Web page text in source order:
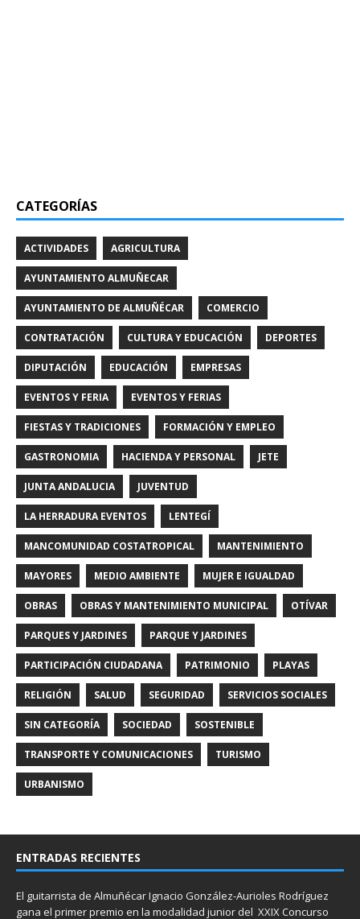
CATEGORÍAS
ACTIVIDADES AGRICULTURA
AYUNTAMIENTO ALMUÑECAR
AYUNTAMIENTO DE ALMUÑÉCAR COMERCIO
CONTRATACIÓN CULTURA Y EDUCACIÓN DEPORTES
DIPUTACIÓN EDUCACIÓN EMPRESAS
EVENTOS Y FERIA EVENTOS Y FERIAS
FIESTAS Y TRADICIONES FORMACIÓN Y EMPLEO
GASTRONOMIA HACIENDA Y PERSONAL JETE
JUNTA ANDALUCIA JUVENTUD
LA HERRADURA EVENTOS LENTEGÍ
MANCOMUNIDAD COSTATROPICAL MANTENIMIENTO
MAYORES MEDIO AMBIENTE MUJER E IGUALDAD
OBRAS OBRAS Y MANTENIMIENTO MUNICIPAL OTÍVAR
PARQUES Y JARDINES PARQUE Y JARDINES
PARTICIPACIÓN CIUDADANA PATRIMONIO PLAYAS
RELIGIÓN SALUD SEGURIDAD SERVICIOS SOCIALES
SIN CATEGORÍA SOCIEDAD SOSTENIBLE
TRANSPORTE Y COMUNICACIONES TURISMO
URBANISMO
ENTRADAS RECIENTES
El guitarrista de Almuñécar Ignacio González-Aurioles Rodríguez
gana el primer premio en la modalidad junior del XXIX Concurso